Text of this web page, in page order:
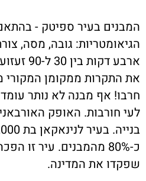
המבנים בעיר ספיטק -
הגיאומטריות: גובה, מסה,
ארבע
את התקרות ממקומן המקורי
חרבו! אף מבנה לא נותר
לעי חורבות. האופק
כ-80% מהמבנים. עיר זו
שפקדו את המדינה.